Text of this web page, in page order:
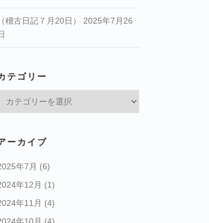
（稽古日記７月20日）
2025年7月26
テゴリー
ーカイブ
年7月 (6)
年12月 (1)
年11月 (4)